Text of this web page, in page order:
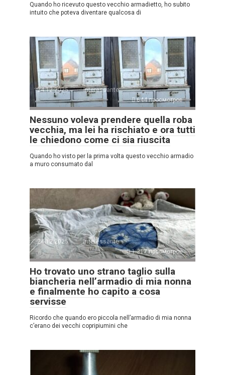
Quando ho ricevuto questo vecchio armadietto, ho subito
intuito che poteva diventare qualcosa di
24.12.2025
Interessante
644 просмотров
Nessuno voleva prendere quella roba
vecchia, ma lei ha rischiato e ora tutti
le chiedono come ci sia riuscita
Quando ho visto per la prima volta questo vecchio armadio
a muro consumato dal
24.12.2025
Interessante
1.317 просмотров
Ho trovato uno strano taglio sulla
biancheria nell’armadio di mia nonna
e finalmente ho capito a cosa
servisse
Ricordo che quando ero piccola nell’armadio di mia nonna
c’erano dei vecchi copripiumini che